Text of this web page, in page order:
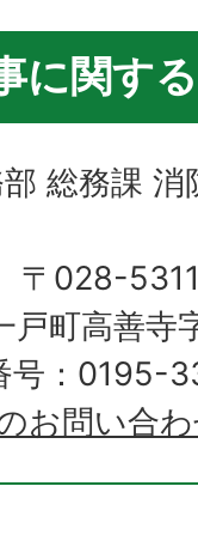
に関す
総務課 消
〒028-
戸町高善寺
号：0195-
お問い合